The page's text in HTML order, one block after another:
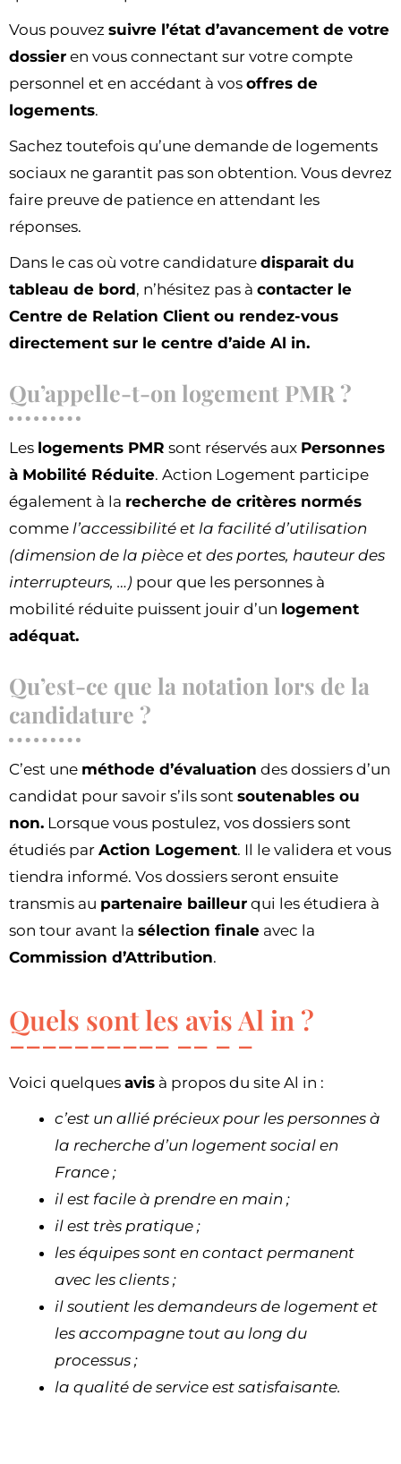
Vous pouvez suivre l’état d’avancement de votre
dossier en vous connectant sur votre compte
personnel et en accédant à vos offres de
logements.
Sachez toutefois qu’une demande de logements
sociaux ne garantit pas son obtention. Vous devrez
faire preuve de patience en attendant les
réponses.
Dans le cas où votre candidature disparait du
tableau de bord, n’hésitez pas à contacter le
Centre de Relation Client ou rendez-vous
directement sur le centre d’aide Al in.
Qu’appelle-t-on logement PMR ?
Les logements PMR sont réservés aux Personnes
à Mobilité Réduite. Action Logement participe
également à la recherche de critères normés
comme l’accessibilité et la facilité d’utilisation
(dimension de la pièce et des portes, hauteur des
interrupteurs, …) pour que les personnes à
mobilité réduite puissent jouir d’un logement
adéquat.
Qu’est-ce que la notation lors de la
candidature ?
C’est une méthode d’évaluation des dossiers d’un
candidat pour savoir s’ils sont soutenables ou
non. Lorsque vous postulez, vos dossiers sont
étudiés par Action Logement. Il le validera et vous
tiendra informé. Vos dossiers seront ensuite
transmis au partenaire bailleur qui les étudiera à
son tour avant la sélection finale avec la
Commission d’Attribution.
Quels sont les avis Al in ?
Voici quelques avis à propos du site Al in :
c’est un allié précieux pour les personnes à
la recherche d’un logement social en
France ;
il est facile à prendre en main ;
il est très pratique ;
les équipes sont en contact permanent
avec les clients ;
il soutient les demandeurs de logement et
les accompagne tout au long du
processus ;
la qualité de service est satisfaisante.